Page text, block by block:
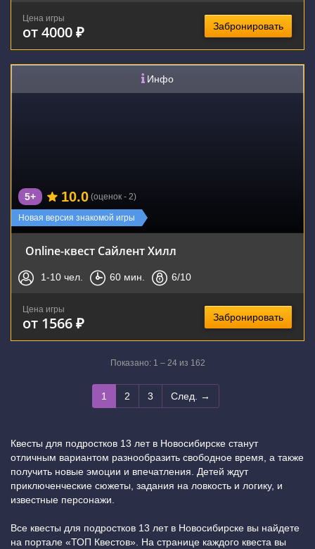
Цена игры
от 4000 ₽ Забронировать
Инфо
Новая версия знакомой игры
5+ 10.0 (оценок - 2)
Online-квест Сайлент Хилл
1-10 чел. 60 мин. 6/10
Цена игры
от 1566 ₽ Забронировать
Показано: 1 – 24 из 162
1 2 3 След. →
Квесты для подростков 13 лет в Новосибирске станут
отличным вариантом разнообразить свободное время, а также
получить новые эмоции и впечатления. Детей ждут
приключенческие сюжеты, задания на ловкость и логику, и
известные персонажи.
Все квесты для подростков 13 лет в Новосибирске вы найдете
на портале «ТОП Квестов». На странице каждого квеста вы